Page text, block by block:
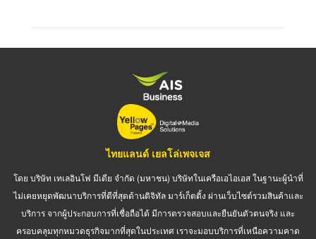
ไทยแลนด์ เยลโล่เพจเจส
โดย บริษัท เทเลอินโฟ มีเดีย จำกัด (มหาชน) บริษัทในเครือเอไอเอส ในฐานะผู้นำที่
ไม่เคยหยุดพัฒนาบริการที่ดีที่สุดด้านดิจิทัล มาร์เก็ตติ้ง ผ่านเว็บไซต์รวมสินค้าและ
บริการ จากผู้ประกอบการที่เชื่อถือได้ มีการตรวจสอบและยืนยันตัวตนจริง และ
ครอบคลุมทุกหมวดธุรกิจมากที่สุดในประเทศ เราจะมอบบริการที่เหนือความคาด